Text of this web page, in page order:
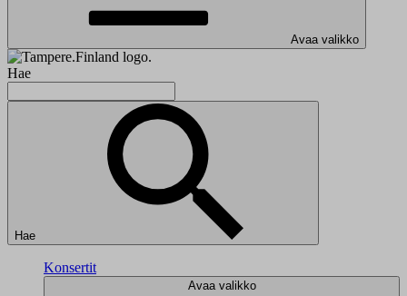
Avaa valikko
Hae
Hae
Konsertit
Avaa valikko